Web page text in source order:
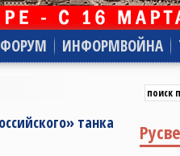
ФОРУМ ИНФОРМВОЙНА
танка